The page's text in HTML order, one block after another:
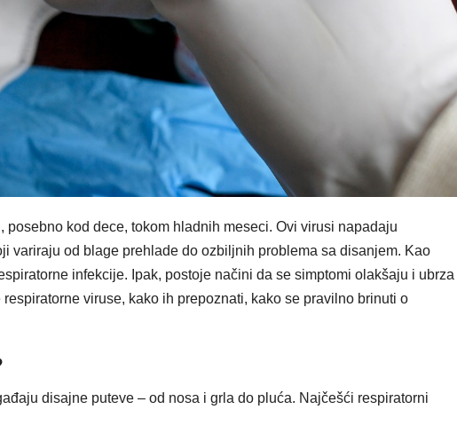
kod dece, tokom hladnih meseci. Ovi virusi napadaju
variraju od blage prehlade do ozbiljnih problema sa disanjem. Kao
infekcije. Ipak, postoje načini da se simptomi olakšaju i ubrza
viruse, kako ih prepoznati, kako se pravilno brinuti o
disajne puteve – od nosa i grla do pluća. Najčešći respiratorni